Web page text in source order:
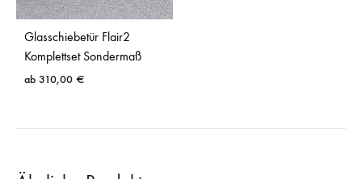
Glasschiebetür Flair2
Komplettset Sondermaß
ab 310,00 €